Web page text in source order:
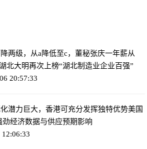
两级，从a降低至c，董秘张庆一年薪从
北大明再次上榜“湖北制造业企业百强”
20:57:33
潜力巨大，香港可充分发挥独特优势美国
经济数据与供应预期影响
12:06:33